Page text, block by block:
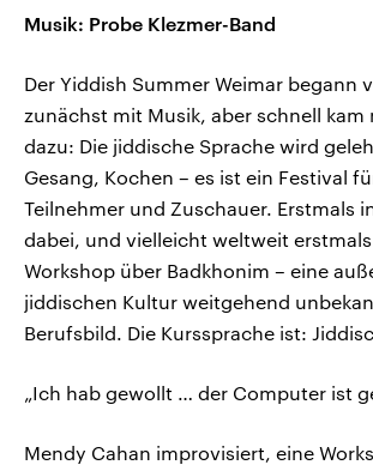
Musik: Probe Klezmer-Band
Der Yiddish Summer Weimar begann
zunächst mit Musik, aber schnell kam
dazu: Die jiddische Sprache wird
Gesang, Kochen – es ist ein Festival
Teilnehmer und Zuschauer. Erstmals
dabei, und vielleicht weltweit erstmals
Workshop über Badkhonim – eine
jiddischen Kultur weitgehend
Berufsbild. Die Kurssprache ist:
„Ich hab gewollt … der Computer ist
Mendy Cahan improvisiert, eine